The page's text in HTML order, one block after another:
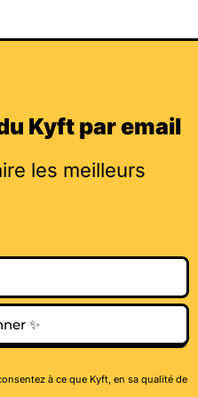
Kyft par email
les meilleurs
✨
à ce que Kyft, en sa qualité de